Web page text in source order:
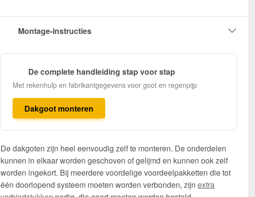
Montage-instructies
De complete handleiding stap voor stap
Met rekenhulp en fabrikantgegevens voor goot en regenpijp
Dakgoot monteren
De dakgoten zijn heel eenvoudig zelf te monteren. De onderdelen
kunnen in elkaar worden geschoven of gelijmd en kunnen ook zelf
worden ingekort. Bij meerdere voordelige voordeelpakketten die tot
één doorlopend systeem moeten worden verbonden, zijn extra